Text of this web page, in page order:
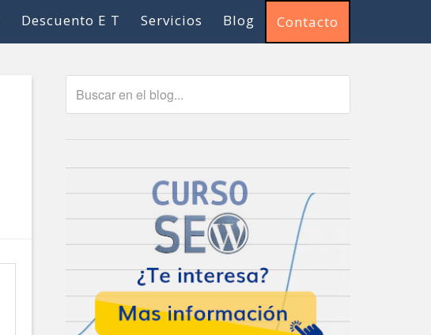
Contacto
Blog
Servicios
Descuento E T